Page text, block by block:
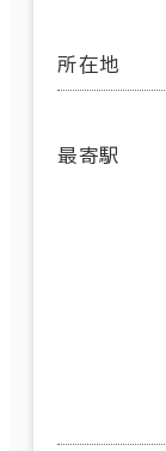
所在地
最寄駅